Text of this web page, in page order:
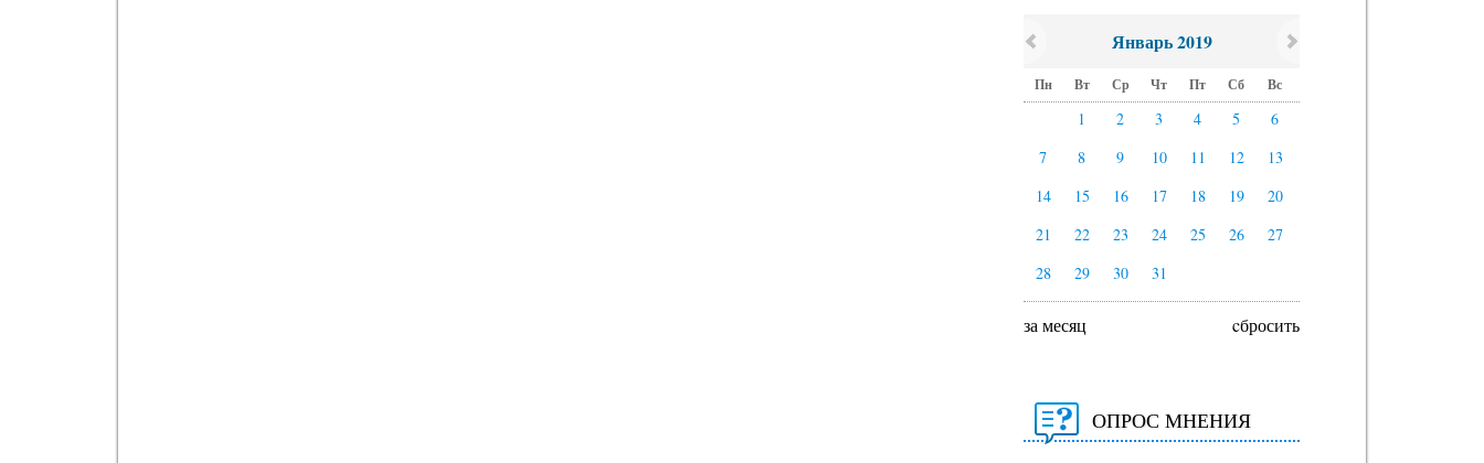
Январь 2019
Пн Вт Ср Чт Пт Сб Вс
1 2 3 4 5
6
7
8 9 10 11 12
13
14
15 16 17 18 19
20
21
22 23 24 25 26
27
28
29 30 31
за месяц cбросить
ОПРОС МНЕНИЯ